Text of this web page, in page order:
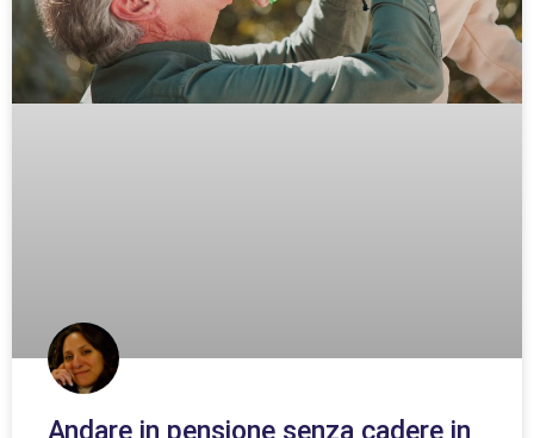
Andare in pensione senza cadere in